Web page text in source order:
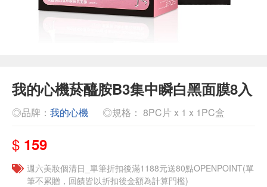
我的心機菸醯胺B3集中瞬白黑面膜8入
◎品牌： 我的心機 ◎規格： 8PC片 x 1 x 1PC盒
$ 159
週六美妝個清日_單筆折扣後滿1188元送80點OPENPOINT(單
筆不累贈，回饋皆以折扣後金額為計算門檻)